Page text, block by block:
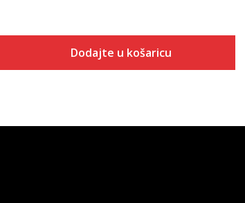
Dodajte u košaricu